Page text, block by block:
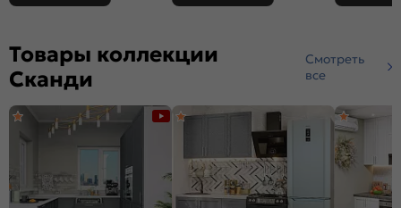
Товары коллекции
Сканди
Смотреть
все